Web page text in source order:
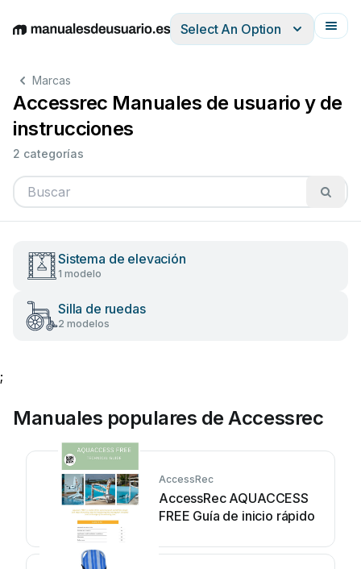
EnglishDeutschEspañolItalianoFrançais
Select An Option
Marcas
Accessrec Manuales de usuario y de
instrucciones
2 categorías
Sistema de elevación
1 modelo
Silla de ruedas
2 modelos
;
Manuales populares de Accessrec
AccessRec
AccessRec AQUACCESS
FREE Guía de inicio rápido